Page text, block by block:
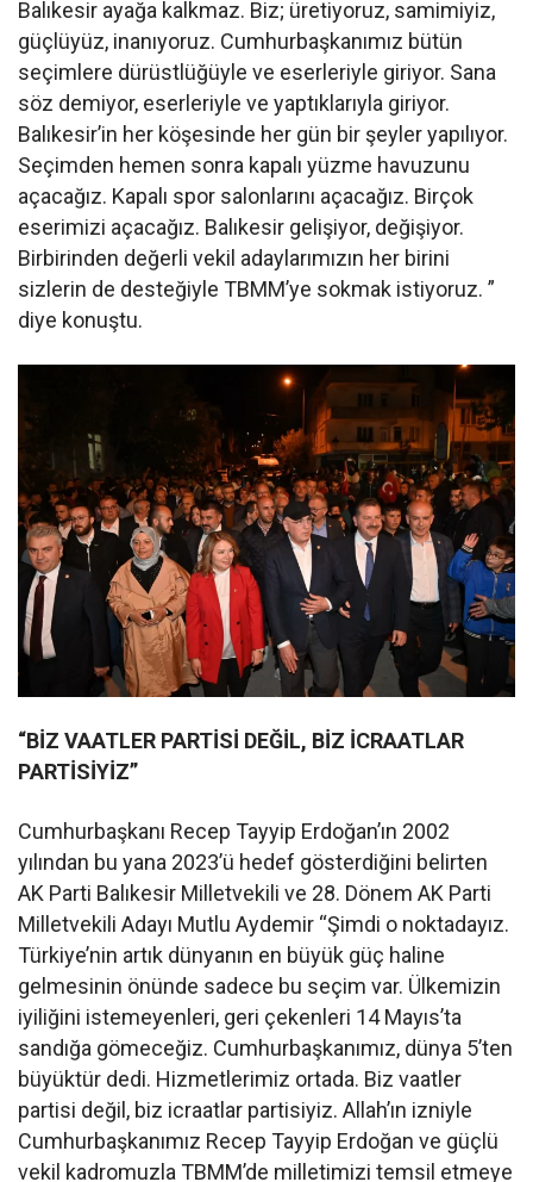
Balıkesir ayağa kalkmaz. Biz; üretiyoruz, samimiyiz,
güçlüyüz, inanıyoruz. Cumhurbaşkanımız bütün
seçimlere dürüstlüğüyle ve eserleriyle giriyor. Sana
söz demiyor, eserleriyle ve yaptıklarıyla giriyor.
Balıkesir’in her köşesinde her gün bir şeyler yapılıyor.
Seçimden hemen sonra kapalı yüzme havuzunu
açacağız. Kapalı spor salonlarını açacağız. Birçok
eserimizi açacağız. Balıkesir gelişiyor, değişiyor.
Birbirinden değerli vekil adaylarımızın her birini
sizlerin de desteğiyle TBMM’ye sokmak istiyoruz. ”
diye konuştu.
“BİZ VAATLER PARTİSİ DEĞİL, BİZ İCRAATLAR
PARTİSİYİZ”
Cumhurbaşkanı Recep Tayyip Erdoğan’ın 2002
yılından bu yana 2023’ü hedef gösterdiğini belirten
AK Parti Balıkesir Milletvekili ve 28. Dönem AK Parti
Milletvekili Adayı Mutlu Aydemir “Şimdi o noktadayız.
Türkiye’nin artık dünyanın en büyük güç haline
gelmesinin önünde sadece bu seçim var. Ülkemizin
iyiliğini istemeyenleri, geri çekenleri 14 Mayıs’ta
sandığa gömeceğiz. Cumhurbaşkanımız, dünya 5’ten
büyüktür dedi. Hizmetlerimiz ortada. Biz vaatler
partisi değil, biz icraatlar partisiyiz. Allah’ın izniyle
Cumhurbaşkanımız Recep Tayyip Erdoğan ve güçlü
vekil kadromuzla TBMM’de milletimizi temsil etmeye